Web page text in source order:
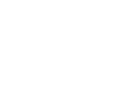
装のトータルコーディネー